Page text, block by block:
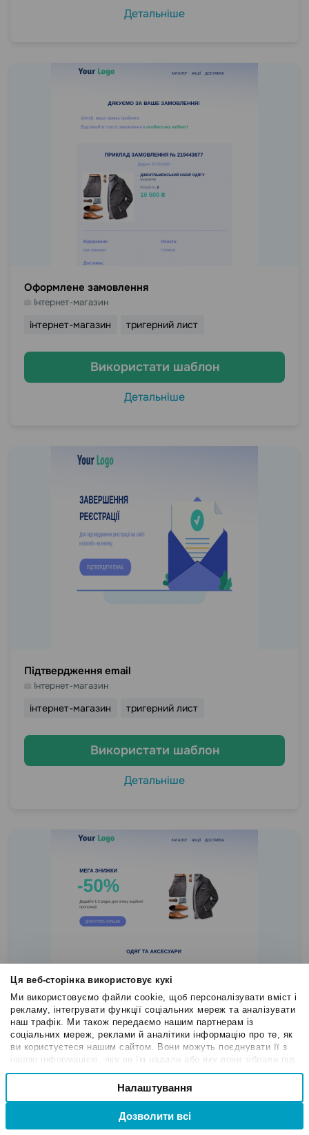
Ця веб-сторінка використовує кукі
Ми використовуємо файли cookie, щоб персоналізувати вміст і
рекламу, інтегрувати функції соціальних мереж та аналізувати
наш трафік. Ми також передаємо нашим партнерам із
соціальних мереж, реклами й аналітики інформацію про те, як
ви користуєтеся нашим сайтом. Вони можуть поєднувати її з
іншою інформацією, яку ви їм надали або яку вони зібрали під
час вашого користування їхніми службами.
Вибір
Привілейовані
Налаштування
Дозволити всі
Детальніше
Оформлене замовлення
Інтернет-магазин
інтернет-магазин тригерний лист
Використати шаблон
Детальніше
Підтвердження email
Інтернет-магазин
інтернет-магазин тригерний лист
Використати шаблон
Детальніше
Торгові пропозиції
тригерний лист